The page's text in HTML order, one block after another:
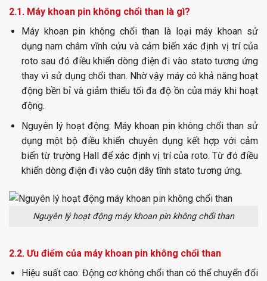
2.1. Máy khoan pin không chổi than là gì?
Máy khoan pin không chổi thanlà loại máy khoan sử
dụng nam châm vĩnh cửu và cảm biến xác định vị trí của
roto sau đó điều khiển dòng điện đi vào stato tương ứng
thay vì sử dụng chổi than. Nhờ vậy máy có khả năng hoạt
động bền bỉ và giảm thiểu tối đa độ ồn của máy khi hoạt
động.
Nguyên lý hoạt động: Máy khoan pin không chổi than sử
dụng một bộ điều khiển chuyên dụng kết hợp với cảm
biến từ trường Hall để xác định vị trí của roto. Từ đó điều
khiển dòng điện đi vào cuộn dây tĩnh stato tương ứng.
Nguyên lý hoạt động máy khoan pin không chổi than
2.2. Ưu điểm của máy khoan pin không chổi than
Hiệu suất cao: Động cơ không chổi than có thể chuyển đổi